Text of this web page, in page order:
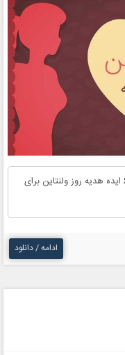
کادو روز ولنتاین برای مرد؛ 62 ایده هدیه روز ولنتاین برای
ادامه / دانلود